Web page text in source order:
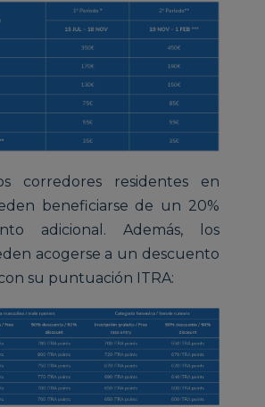
corredores residentes en
beneficiarse de un 20%
adicional. Además, los
acogerse a un descuento
su puntuación ITRA: